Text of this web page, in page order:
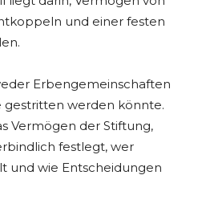
und einer festen
Erbengemeinschaften
gestritten werden könnte.
Vermögen der Stiftung,
festlegt, wer
und wie Entscheidungen